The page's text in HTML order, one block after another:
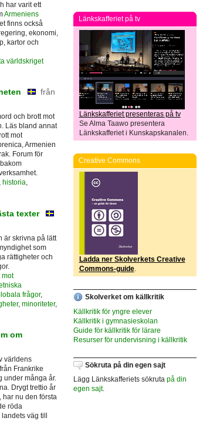
har varit ett
Armeniens
finns också
ekonomi,
kartor och
världskriget
från
och brott mot
Läs bland annat
mot
Armenien
Forum för
, historia,
texter
är skrivna på lätt
som
rättigheter och
mot
frågor,
, minoriteter,
om
världens
Frankrike
under många år.
Drygt trettio år
har nu den första
röda
väg till
Länkskafferiet på tv
Länkskafferiet presenteras på tv
Se Alma Taawo presentera
Länkskafferiet i Kunskapskanalen.
Creative Commons
Ladda ner Skolverkets Creative
Commons-guide.
Skolverket om källkritik
Källkritik för yngre elever
Källkritik i gymnasieskolan
Guide för källkritik för lärare
Resurser för undervisning i källkritik
Sökruta på din egen sajt
Lägg Länkskafferiets sökruta på din
egen sajt.